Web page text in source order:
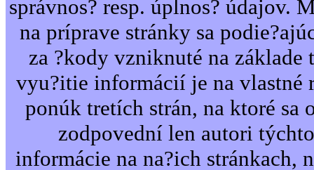
správnos? resp. úplnos? údajov.
na príprave stránky sa
za ?kody vzniknuté na
vyu?itie informácií je na vlastné
ponúk tretích strán, na ktoré sa
zodpovední len autori
informácie na na?ich stránkach,